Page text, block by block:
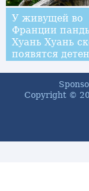
У живущей во
Франции
Хуань Хуань
появятся
Copyright ©